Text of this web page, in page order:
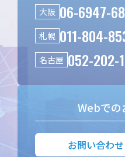
大阪 06-6947-
札幌 011-804-
名古屋 052-202-
Webでの
お問い合わ